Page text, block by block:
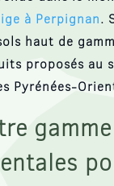
à Perpignan.
haut de
proposés au
Pyrénées-